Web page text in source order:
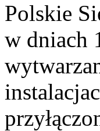
Polskie
w dniach